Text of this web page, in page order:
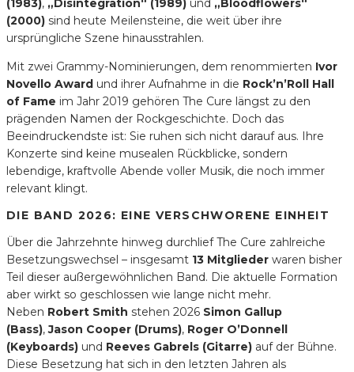
(2000) sind heute Meilensteine, die weit über ihre
ursprüngliche Szene hinausstrahlen.
Mit zwei Grammy-Nominierungen, dem renommierten Ivor
Novello Award und ihrer Aufnahme in die Rock’n’Roll Hall
of Fame im Jahr 2019 gehören The Cure längst zu den
prägenden Namen der Rockgeschichte. Doch das
Beeindruckendste ist: Sie ruhen sich nicht darauf aus. Ihre
Konzerte sind keine musealen Rückblicke, sondern
lebendige, kraftvolle Abende voller Musik, die noch immer
relevant klingt.
DIE BAND 2026: EINE VERSCHWORENE EINHEIT
Über die Jahrzehnte hinweg durchlief The Cure zahlreiche
Besetzungswechsel – insgesamt 13 Mitglieder waren bisher
Teil dieser außergewöhnlichen Band. Die aktuelle Formation
aber wirkt so geschlossen wie lange nicht mehr.
Neben Robert Smith stehen 2026 Simon Gallup
(Bass),Jason Cooper (Drums), Roger O’Donnell
(Keyboards) und Reeves Gabrels (Gitarre) auf der Bühne.
Diese Besetzung hat sich in den letzten Jahren als